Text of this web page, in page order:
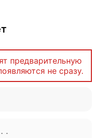
предварительную
не сразу.